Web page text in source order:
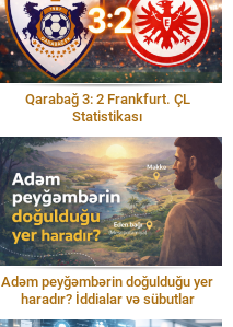
Qarabağ 3: 2 Frankfurt. ÇL
Statistikası
Adəm peyğəmbərin doğulduğu yer
haradır? İddialar və sübutlar